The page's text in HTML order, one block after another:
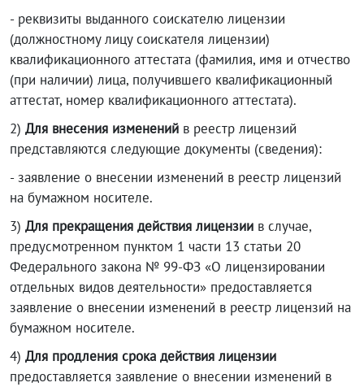
- реквизиты выданного соискателю лицензии
(должностному лицу соискателя лицензии)
квалификационного аттестата (фамилия, имя и отчество
(при наличии) лица, получившего квалификационный
аттестат, номер квалификационного аттестата).
2) Для внесения изменений в реестр лицензий
представляются следующие документы (сведения):
- заявление о внесении изменений в реестр лицензий
на бумажном носителе.
3) Для прекращения действия лицензии в случае,
предусмотренном пунктом 1 части 13 статьи 20
Федерального закона № 99-ФЗ «О лицензировании
отдельных видов деятельности» предоставляется
заявление о внесении изменений в реестр лицензий на
бумажном носителе.
4) Для продления срока действия лицензии
предоставляется заявление о внесении изменений в